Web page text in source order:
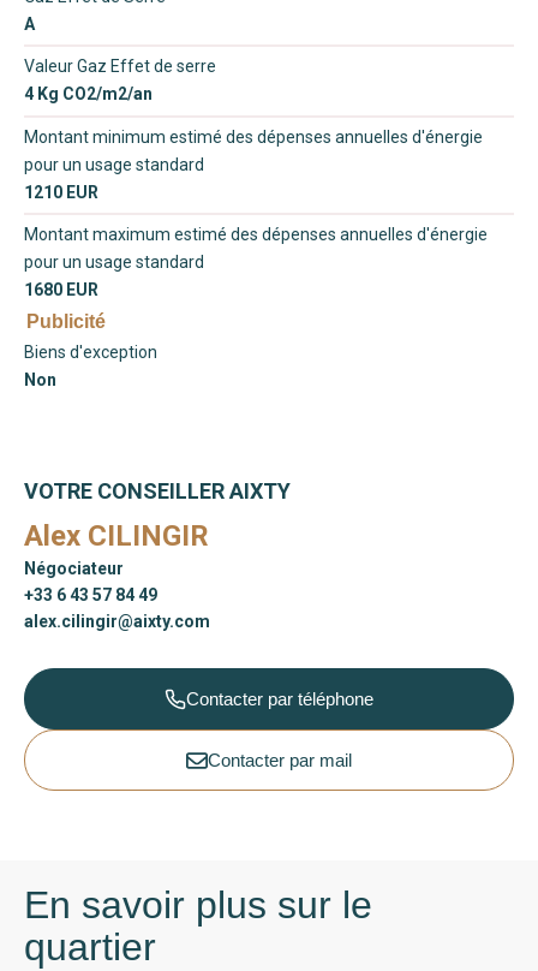
A
Valeur Gaz Effet de serre
4 Kg CO2/m2/an
Montant minimum estimé des dépenses annuelles d'énergie
pour un usage standard
1210 EUR
Montant maximum estimé des dépenses annuelles d'énergie
pour un usage standard
1680 EUR
Publicité
Biens d'exception
Non
VOTRE CONSEILLER AIXTY
Alex CILINGIR
Négociateur
+33 6 43 57 84 49
alex.cilingir@aixty.com
Contacter par téléphone
Contacter par mail
En savoir plus sur le
quartier